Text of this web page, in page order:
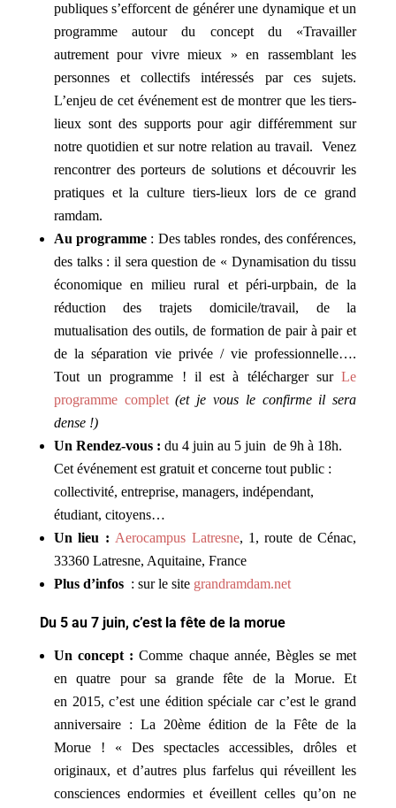
publiques s’efforcent de générer une dynamique et un
programme autour du concept du «Travailler
autrement pour vivre mieux » en rassemblant les
personnes et collectifs intéressés par ces sujets.
L’enjeu de cet événement est de montrer que les tiers-
lieux sont des supports pour agir différemment sur
notre quotidien et sur notre relation au travail. Venez
rencontrer des porteurs de solutions et découvrir les
pratiques et la culture tiers-lieux lors de ce grand
ramdam.
Au programme : Des tables rondes, des conférences,
des talks : il sera question de « Dynamisation du tissu
économique en milieu rural et péri-urpbain, de la
réduction des trajets domicile/travail, de la
mutualisation des outils, de formation de pair à pair et
de la séparation vie privée / vie professionnelle….
Tout un programme ! il est à télécharger surLe
programme complet (et je vous le confirme il sera
dense !)
Un Rendez-vous : du 4 juin au 5 juin de 9h à 18h.
Cet événement est gratuit et concerne tout public :
collectivité, entreprise, managers, indépendant,
étudiant, citoyens…
Un lieu : Aerocampus Latresne, 1, route de Cénac,
33360 Latresne, Aquitaine, France
Plus d’infos: sur le site grandramdam.net
Du 5 au 7 juin, c’est la fête de la morue
Un concept :Comme chaque année, Bègles se met
en quatre pour sa grande fête de la Morue. Et
en 2015, c’est une édition spéciale car c’est le grand
anniversaire : La 20ème édition de la Fête de la
Morue ! « Des spectacles accessibles, drôles et
originaux, et d’autres plus farfelus qui réveillent les
consciences endormies et éveillent celles qu’on ne